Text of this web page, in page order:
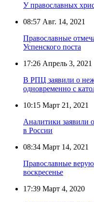
У православных
08:57 Авг. 14, 2021
Православные
Успенского поста
17:26 Апрель 3, 2021
В РПЦ заявили о
одновременно с
10:15 Март 21, 2021
Аналитики заявили
в России
08:34 Март 14, 2021
Православные
воскресенье
17:39 Март 4, 2020